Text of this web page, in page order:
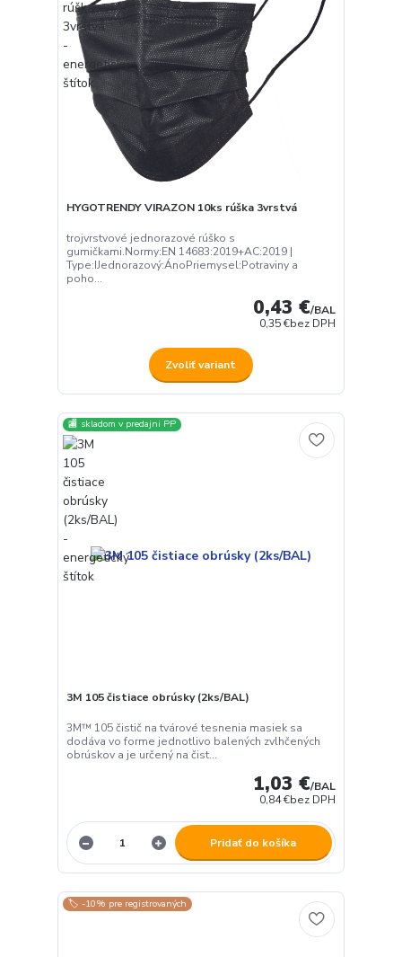
HYGOTRENDY VIRAZON 10ks rúška 3vrstvá
trojvrstvové jednorazové rúško s
gumičkami.Normy:EN 14683:2019+AC:2019 |
Type:IJednorazový:ÁnoPriemysel:Potraviny a
poho...
0,43 €/BAL
0,35 €bez DPH
Zvoliť variant
🏬 skladom v predajni PP
3M 105 čistiace obrúsky (2ks/BAL)
3M™ 105 čistič na tvárové tesnenia masiek sa
dodáva vo forme jednotlivo balených zvlhčených
obrúskov a je určený na čist...
1,03 €/BAL
0,84 €bez DPH
Pridať do košíka
🏷️ -10% pre registrovaných